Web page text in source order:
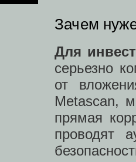
Зачем
Для
серьезно
от
Metascan,
прямая
проводят